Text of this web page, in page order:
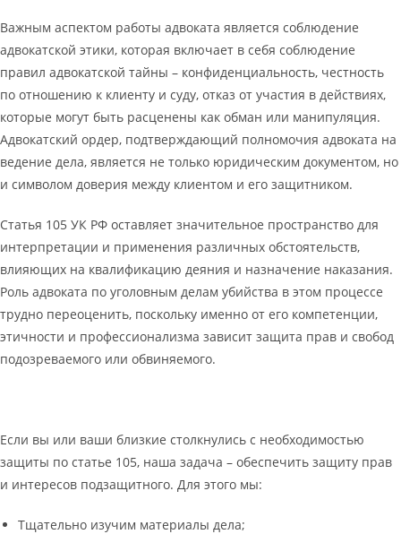
Важным аспектом работы адвоката является соблюдение
адвокатской этики, которая включает в себя соблюдение
правил адвокатской тайны – конфиденциальность, честность
по отношению к клиенту и суду, отказ от участия в действиях,
которые могут быть расценены как обман или манипуляция.
Адвокатский ордер, подтверждающий полномочия адвоката на
ведение дела, является не только юридическим документом, но
и символом доверия между клиентом и его защитником.
Статья 105 УК РФ оставляет значительное пространство для
интерпретации и применения различных обстоятельств,
влияющих на квалификацию деяния и назначение наказания.
Роль адвоката по уголовным делам убийства в этом процессе
трудно переоценить, поскольку именно от его компетенции,
этичности и профессионализма зависит защита прав и свобод
подозреваемого или обвиняемого.
Если вы или ваши близкие столкнулись с необходимостью
защиты по статье 105, наша задача – обеспечить защиту прав
и интересов подзащитного. Для этого мы:
Тщательно изучим материалы дела;